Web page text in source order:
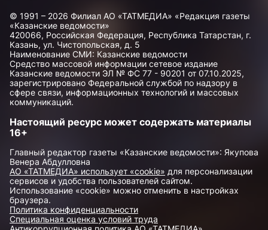
© 1991 – 2026 Филиал АО «ТАТМЕДИА» «Редакция газеты
«Казанские ведомости»
420066, Российская Федерация, Республика Татарстан, г.
Казань, ул. Чистопольская, д. 5
Наименование СМИ: Казанские ведомости
Средство массовой информации сетевое издание
Казанские ведомости ЭЛ № ФС 77 - 90201 от 07.10.2025,
зарегистрировано Федеральной службой по надзору в
сфере связи, информационных технологий и массовых
коммуникаций.
Настоящий ресурс может содержать материалы
16+
Главный редактор газеты «Казанские ведомости»: Якупова
Венера Абдулловна
АО «ТАТМЕДИА» использует «cookie» для персонализации
сервисов и удобства пользователей сайтом.
Использование «cookie» можно отменить в настройках
браузера.
Политика конфиденциальности
Специальная оценка условий труда